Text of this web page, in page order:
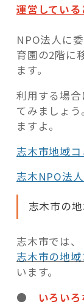
運営している
NPO法人に
育園の2階に
ます。
利用する場
てみましょ
ますよ。
志木市地域コ
志木NPO法
志木市の
志木市では、
志木市の地
います。
●
いろい